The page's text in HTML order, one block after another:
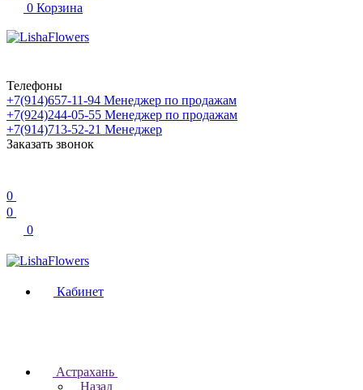
0 Корзина
Телефоны
+7(914)657-11-94 Менеджер по продажам
+7(924)244-05-55 Менеджер по продажам
+7(914)713-52-21 Менеджер
Заказать звонок
0
0
0
Кабинет
Астрахань
Назад